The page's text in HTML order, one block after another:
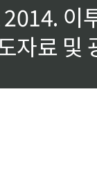
이
자료